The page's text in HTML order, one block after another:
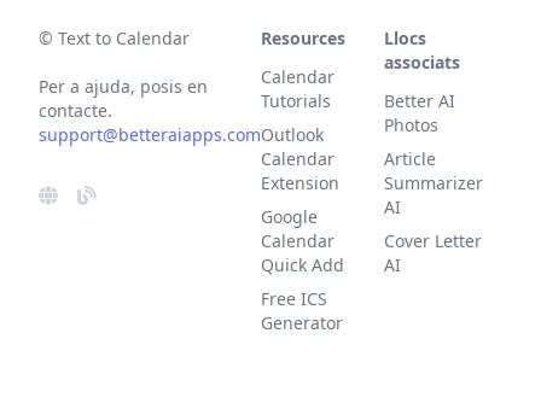
© Text to Calendar
Per a ajuda, posis en
contacte.
support@betteraiapps.com
Resources
Calendar
Tutorials
Outlook
Calendar
Extension
Google
Calendar
Quick Add
Free ICS
Generator
Llocs
associats
Better AI
Photos
Article
Summarizer
AI
Cover Letter
AI